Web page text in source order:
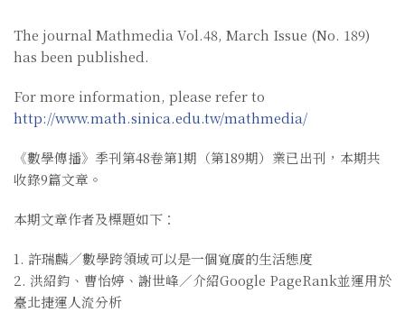
The journal Mathmedia Vol.48, March Issue (No. 189)
has been published.
For more information, please refer to
http://www.math.sinica.edu.tw/mathmedia/
《數學傳播》季刊第48卷第1期（第189期）業已出刊，本期共
收錄9篇文章。
本期文章作者及標題如下：
1. 許瑞麟／數學跨領域可以是一個寬廣的生活態度
2. 洪紹鈞、曹怡婷、謝世峰／介紹Google PageRank並運用於
臺北捷運人流分析